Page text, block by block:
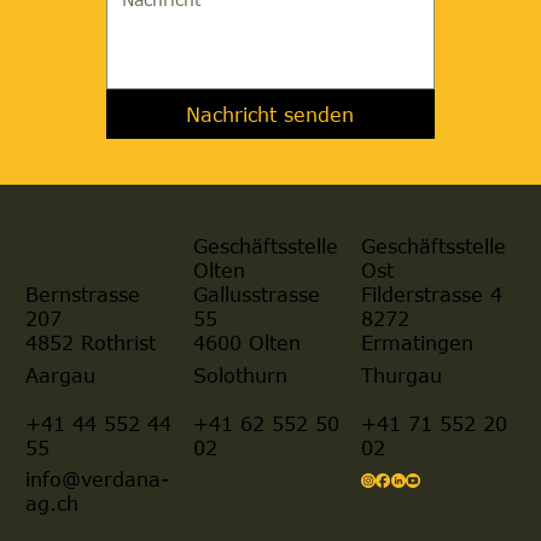
Nachricht senden
Bernstrasse
207
4852 Rothrist
Geschäftsstelle
Olten
Gallusstrasse
55
4600 Olten
Geschäftsstelle
Ost
Filderstrasse 4
8272
Ermatingen
Aargau
+41 44 552 44
55
Solothurn
+41 62 552 50
02
Thurgau
+41 71 552 20
02
info@verdana-
ag.ch